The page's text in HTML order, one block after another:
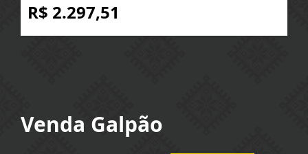
R$ 2.297,51
Venda Galpão